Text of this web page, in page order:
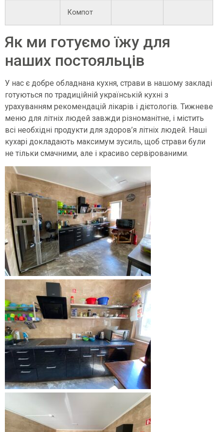
Компот
Як ми готуємо їжу для
наших постояльців
У нас є добре обладнана кухня, страви в нашому закладі
готуються по традиційній українській кухні з
урахуванням рекомендацій лікарів і дієтологів. Тижневе
меню для літніх людей завжди різноманітне, і містить
всі необхідні продукти для здоров’я літніх людей. Наші
кухарі докладають максимум зусиль, щоб страви були
не тільки смачними, але і красиво сервірованими.